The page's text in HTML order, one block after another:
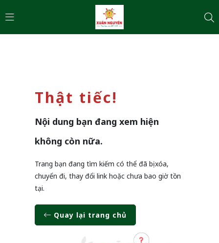
Thật tiếc!
Nội dung bạn đang xem hiện
không còn nữa.
Trang bạn đang tìm kiếm có thể đã bị xóa,
chuyển đi, thay đổi link hoặc chưa bao giờ tồn
tại.
Quay lại trang chủ